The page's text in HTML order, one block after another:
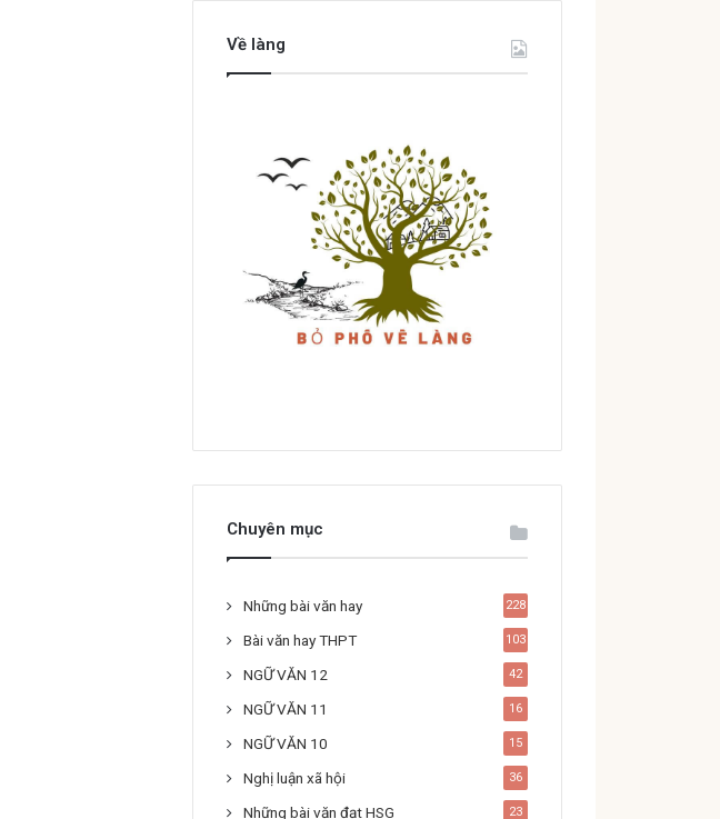
Về làng
Chuyên mục
Những bài văn hay 228
Bài văn hay THPT 103
NGỮ VĂN 12 42
NGỮ VĂN 11 16
NGỮ VĂN 10 15
Nghị luận xã hội 36
Những bài văn đạt HSG 23